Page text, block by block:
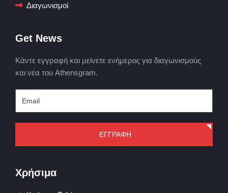
Διαγωνισμοί
Get News
Κάντε εγγραφή και μείνετε ενήμερος για διαγωνισμούς
και νέα του Athensgram.
ΕΓΓΡΑΦΗ
Χρήσιμα